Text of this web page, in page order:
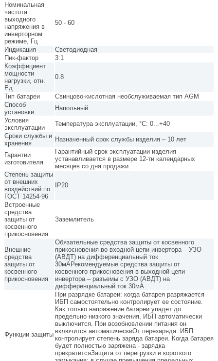
Номинальная
частота
выходного
напряжения в
инверторном
режиме, Гц
50 - 60
Индикация
Светодиодная
Пик-фактор
3:1
Коэффициент
мощности
нагрузки, отн.
Ед
0.8
Тип батареи
Свинцово-кислотная необслуживаемая тип AGM
Способ
установки
Напольный
Условия
эксплуатации
Температура эксплуатации, °С: 0...+40
Сроки службы и
хранения
Назначенный срок службы изделия – 10 лет
Гарантии
изготовителя
Гарантийный срок эксплуатации изделия
устанавливается в размере 12-ти календарных
месяцев со дня продажи.
Степень защиты
от внешних
воздействий по
ГОСТ 14254-96
IP20
Встроенные
средства
защиты от
косвенного
прикосновения
Заземлитель
Внешние
средства
защиты от
косвенного
прикосновения
Обязательные средства защиты от косвенного
прикосновения во входной цепи инвертора – УЗО
(АВДТ) на дифференциальный ток
30мАРекомендуемые средства защиты от
косвенного прикосновения в выходной цепи
инвертора – разъемы с УЗО (АВДТ) на
дифференциальный ток 30мА
Функции защиты
При разрядке батареи: когда батарея разряжается
ИБП самостоятельно контролирует ее состояние.
Как только напряжение батареи упадет до
предельно низкого значения, ИБП автоматически
выключится. При возобновлении питания он
включится автоматическиОт перезаряда: ИБП
контролирует степень заряда батареи. Когда батарея
будет полностью заряжена - зарядка
прекратитсяЗащита от перегрузки и короткого